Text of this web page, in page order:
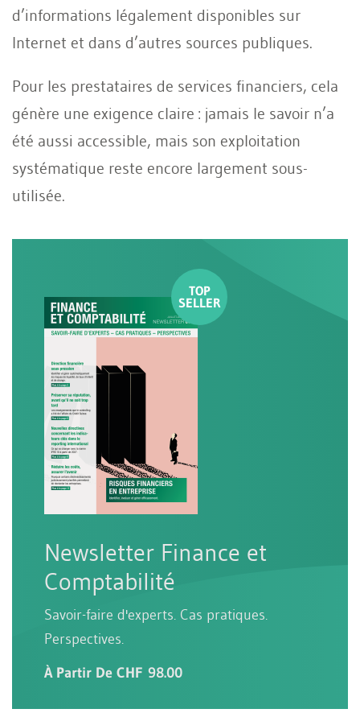
d’informations légalement disponibles sur
Internet et dans d’autres sources publiques.
Pour les prestataires de services financiers, cela
génère une exigence claire : jamais le savoir n’a
été aussi accessible, mais son exploitation
systématique reste encore largement sous-
utilisée.
Newsletter Finance et
Comptabilité
Savoir-faire d'experts. Cas pratiques.
Perspectives.
À Partir De CHF 98.00